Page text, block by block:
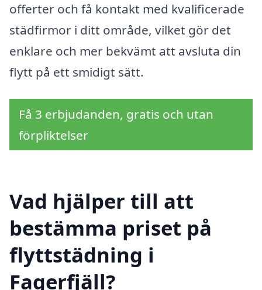
offerter och få kontakt med kvalificerade
städfirmor i ditt område, vilket gör det
enklare och mer bekvämt att avsluta din
flytt på ett smidigt sätt.
Få 3 erbjudanden, gratis och utan
förpliktelser
Vad hjälper till att
bestämma priset på
flyttstädning i
Fagerfjäll?